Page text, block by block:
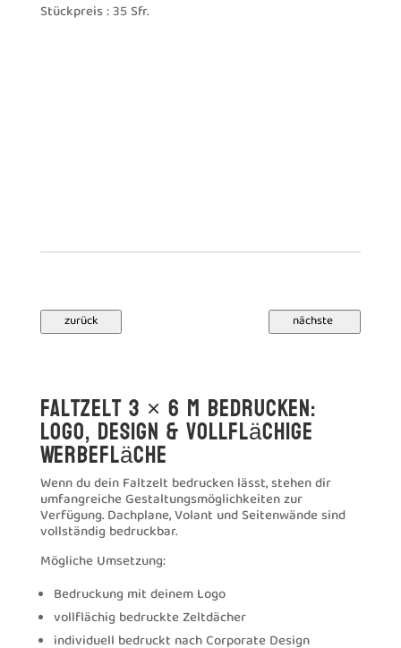
Stückpreis : 35 Sfr.
zurück
Faltzelt 3 × 6 m bedrucken:
Logo, Design & vollflächige
Werbefläche
Wenn du dein Faltzelt bedrucken lässt, stehen dir
umfangreiche Gestaltungsmöglichkeiten zur
Verfügung. Dachplane, Volant und Seitenwände sind
vollständig bedruckbar.
Mögliche Umsetzung:
Bedruckung mit deinem Logo
vollflächig bedruckte Zeltdächer
individuell bedruckt nach Corporate Design